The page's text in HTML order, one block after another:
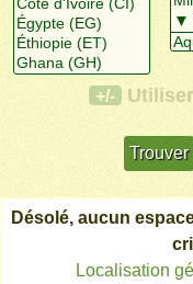
+/-
Désolé, aucun
Localisation